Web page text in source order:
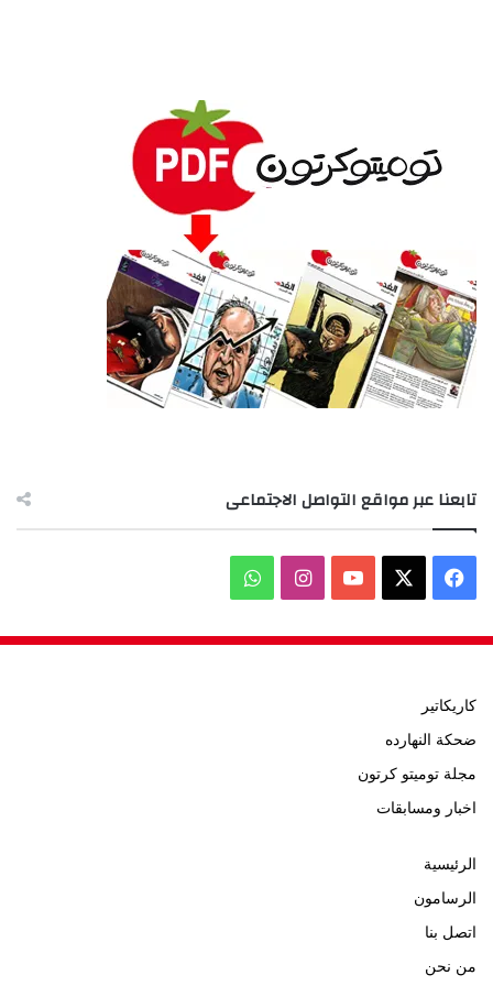
تابعنا عبر مواقع التواصل الاجتماعى
فيسبوك ‫YouTubeانستقرامواتساب
كاريكاتير
ضحكة النهارده
مجلة توميتو كرتون
اخبار ومسابقات
الرئيسية
الرسامون
اتصل بنا
من نحن